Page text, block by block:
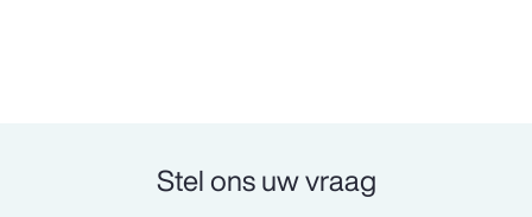
Stel ons uw vraag